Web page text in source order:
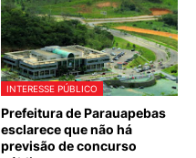
INTERESSE PÚBLICO
Prefeitura de Parauapebas
esclarece que não há
previsão de concurso